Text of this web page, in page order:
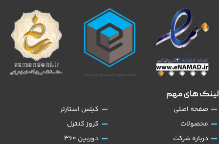
لینک های مهم
صفحه اصلی
محصولات
درباره شرکت
کیلس استارتر
کروز کنترل
دوربین 360